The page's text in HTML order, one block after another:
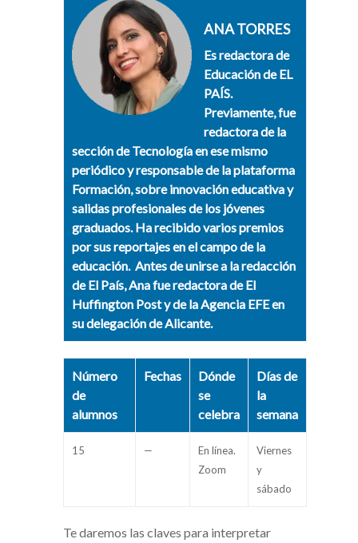
ANA TORRES
Es redactora de
Educación de EL
PAÍS.
Previamente, fue
redactora de la
sección de Tecnología en ese mismo
periódico y responsable de la plataforma
Formación, sobre innovación educativa y
salidas profesionales de los jóvenes
graduados. Ha recibido varios premios
por sus reportajes en el campo de la
educación. Antes de unirse a la redacción
de El País, Ana fue redactora de El
Huffington Post y de la Agencia EFE en
su delegación de Alicante.
Número
de
alumnos
Fechas
Dónde
se
celebra
Días de
la
semana
15 —
En línea.
Zoom
Viernes
y
sábado
Te daremos las claves para interpretar